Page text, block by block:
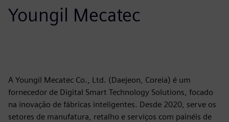
Youngil Mecatec
A Youngil Mecatec Co., Ltd. (Daejeon, Coreia) é um
fornecedor de Digital Smart Technology Solutions, focado
na inovação de fábricas inteligentes. Desde 2020, serve os
setores de manufatura, retalho e serviços com painéis de